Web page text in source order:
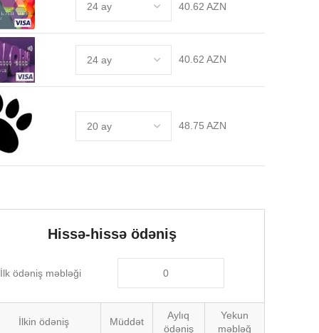
40.62 AZN
40.62 AZN
48.75 AZN
Hissə-hissə ödəniş
İlk ödəniş məbləği
İlkin ödəniş Müddət
Aylıq
ödəniş
Yekun
məbləğ